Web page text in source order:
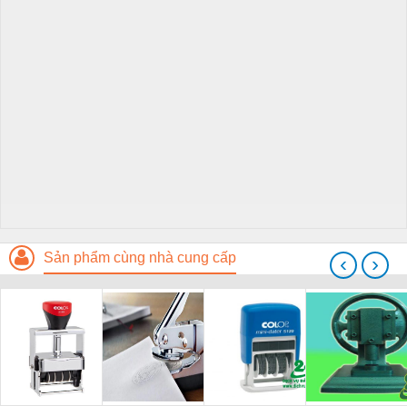
Sản phẩm cùng nhà cung cấp ‹ ›